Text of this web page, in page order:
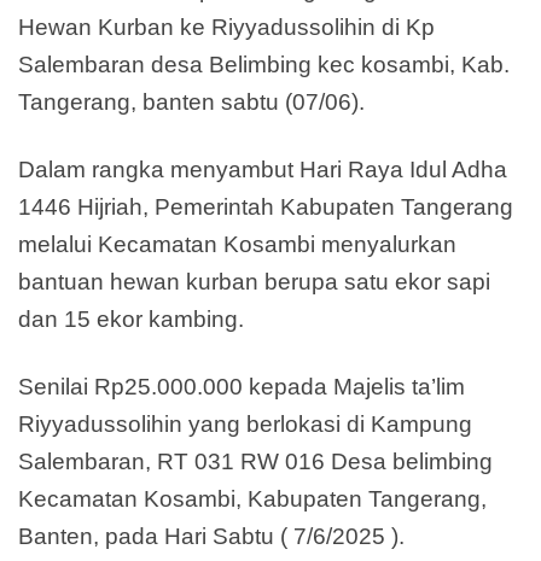
Hewan Kurban ke Riyyadussolihin di Kp
Salembaran desa Belimbing kec kosambi, Kab.
Tangerang, banten sabtu (07/06).
Dalam rangka menyambut Hari Raya Idul Adha
1446 Hijriah, Pemerintah Kabupaten Tangerang
melalui Kecamatan Kosambi menyalurkan
bantuan hewan kurban berupa satu ekor sapi
dan 15 ekor kambing.
Senilai Rp25.000.000 kepada Majelis ta’lim
Riyyadussolihin yang berlokasi di Kampung
Salembaran, RT 031 RW 016 Desa belimbing
Kecamatan Kosambi, Kabupaten Tangerang,
Banten, pada Hari Sabtu ( 7/6/2025 ).